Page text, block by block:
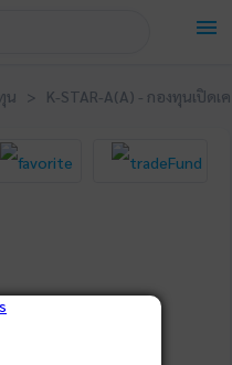
menu
> K-STAR-A(A) - กองทุนเปิดเค